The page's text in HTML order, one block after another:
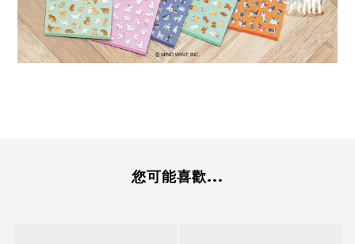
您可能喜歡...